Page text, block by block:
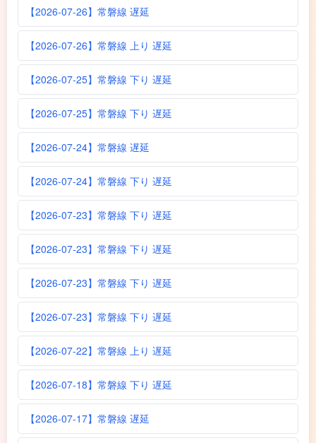
【2026-07-26】常磐線 遅延
【2026-07-26】常磐線 上り 遅延
【2026-07-25】常磐線 下り 遅延
【2026-07-25】常磐線 下り 遅延
【2026-07-24】常磐線 遅延
【2026-07-24】常磐線 下り 遅延
【2026-07-23】常磐線 下り 遅延
【2026-07-23】常磐線 下り 遅延
【2026-07-23】常磐線 下り 遅延
【2026-07-23】常磐線 下り 遅延
【2026-07-22】常磐線 上り 遅延
【2026-07-18】常磐線 下り 遅延
【2026-07-17】常磐線 遅延